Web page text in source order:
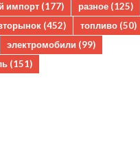
импорт (177) разное (125)
(452) топливо (50)
электромобили (99)
(151)